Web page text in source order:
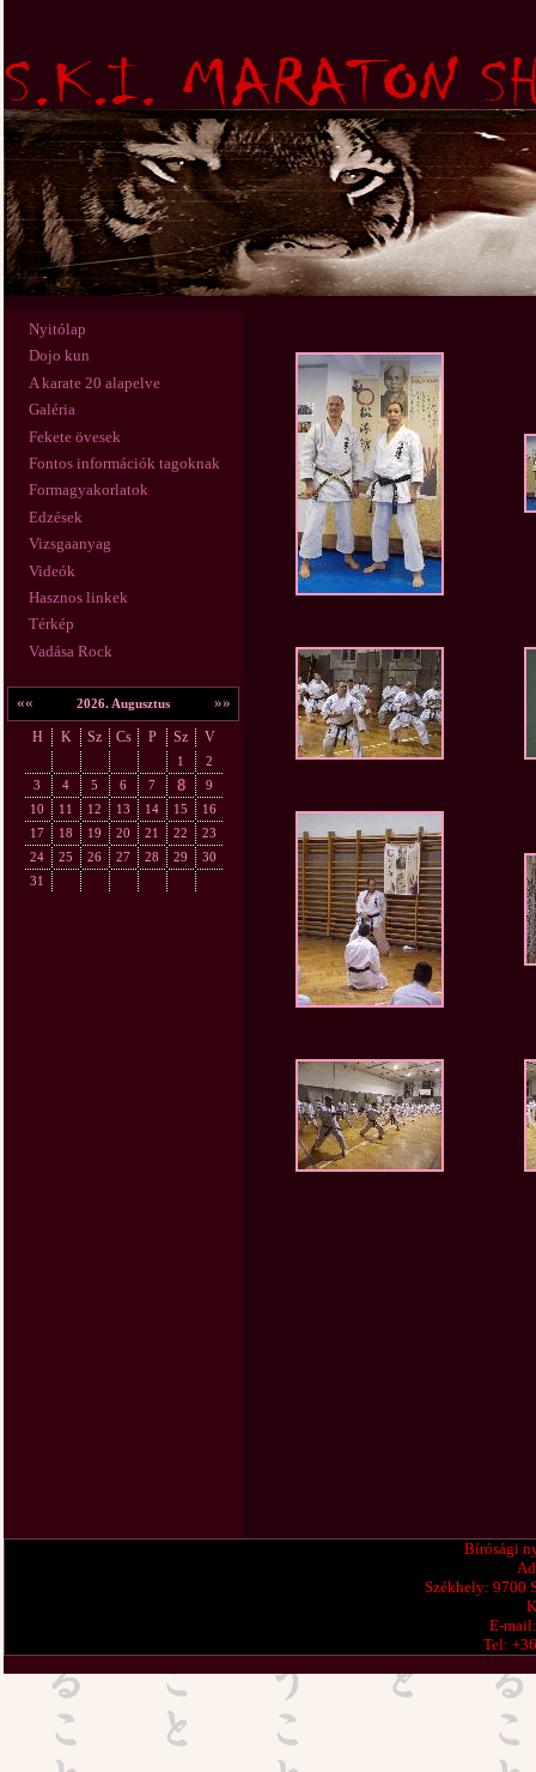
Nyitólap
Dojo kun
A karate 20 alapelve
Galéria
Fekete övesek
Fontos információk tagoknak
Formagyakorlatok
Edzések
Vizsgaanyag
Videók
Hasznos linkek
Térkép
Vadása Rock
«« 2026. Augusztus »»
H K Sz Cs P Sz V
1
2
3
4 5 6 7 8
9
10
11 12 13 14 15
16
17
18 19 20 21 22
23
24
25 26 27 28 29
30
31
Bírósági
Székhely: 9700
E-
Tel: